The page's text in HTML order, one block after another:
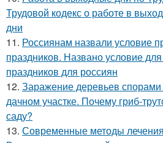
Трудовой кодекс о работе в
дни
11. Россиянам назвали условие
праздников. Названо условие
праздников для россиян
12. Заражение деревьев спорами
дачном участке. Почему гриб-
саду?
13. Современные методы